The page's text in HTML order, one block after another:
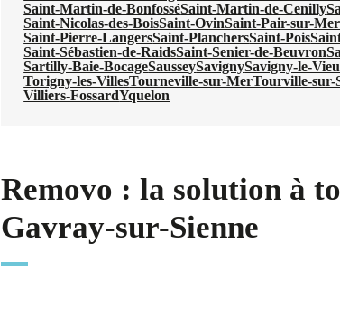
Saint-Martin-de-BonfosséSaint-Martin-de-Cenilly
Saint-Nicolas-des-BoisSaint-OvinSaint-Pair-sur-Mer
Saint-Pierre-LangersSaint-PlanchersSaint-Pois
Saint-Sébastien-de-RaidsSaint-Senier-de-Beuvron
Sartilly-Baie-BocageSausseySavignySavigny-le-
Torigny-les-VillesTourneville-sur-MerTourville-sur-
Villiers-FossardYquelon
Removo : la solution à
Gavray-sur-Sienne